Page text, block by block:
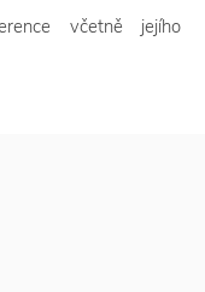
včetně jejího